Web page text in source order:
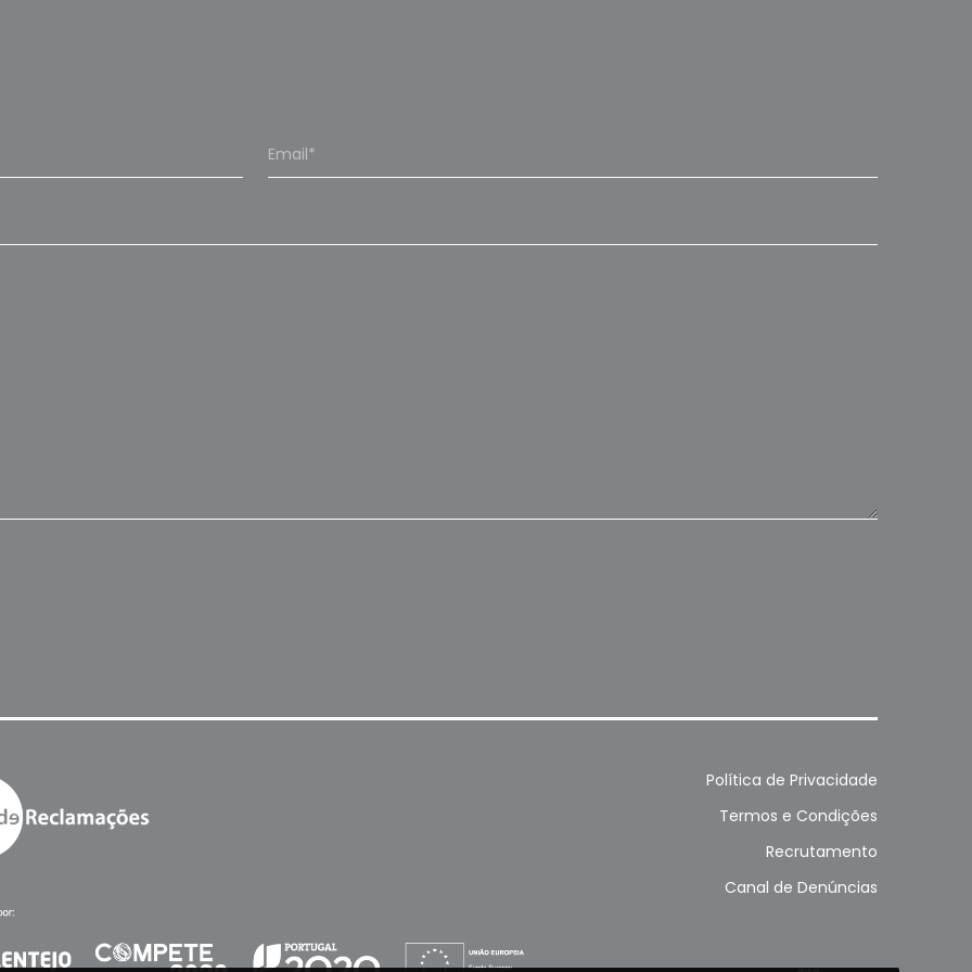
Política de Privacidade
Termos e Condições
Recrutamento
Canal de Denúncias